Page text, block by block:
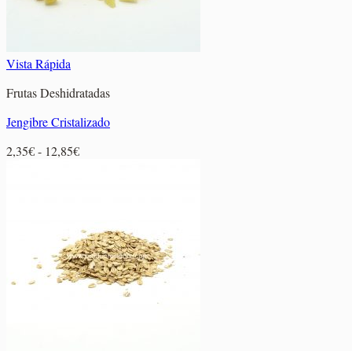
Vista Rápida
Frutas Deshidratadas
Jengibre Cristalizado
2,35€- 12,85€Rango
hasta
12,85€